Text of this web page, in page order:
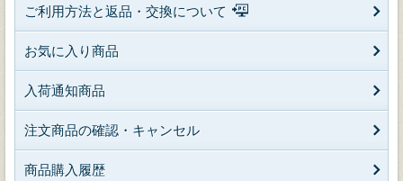
ご利用方法と返品・交換について
お気に入り商品
入荷通知商品
注文商品の確認・キャンセル
商品購入履歴